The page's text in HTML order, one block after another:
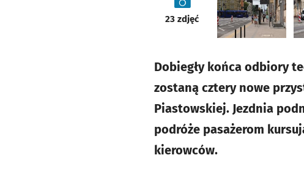
galeria
23 zdjęć
Dobiegły końca odbiory
zostaną cztery nowe
Piastowskiej. Jezdnia
podróże pasażerom
kierowców.